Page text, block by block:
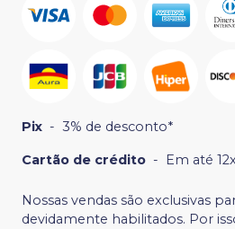
Pix - 3% de desconto*
Cartão de crédito - Em até
Nossas vendas são exclusivas
devidamente habilitados. Por